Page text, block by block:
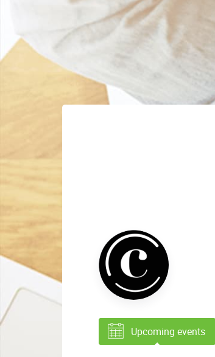
Upcoming events